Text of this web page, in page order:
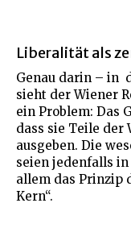
Liberalität als
Genau darin – in
sieht der Wiener
ein Problem: Das
dass sie Teile der
ausgeben. Die
seien jedenfalls
allem das Prinzip
Kern“.